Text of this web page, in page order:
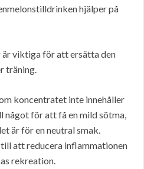
hjälper på
viktiga för att ersätta den
träning.
koncentratet inte innehåller
något för att få en mild sötma,
är för en neutral smak.
att reducera inflammationen
rekreation.